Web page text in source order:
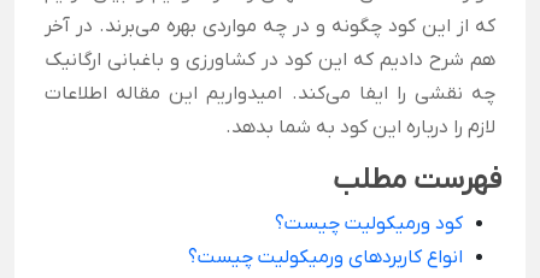
که از این کود چگونه و در چه مواردی بهره می‌برند. در آخر
هم شرح دادیم که این کود در کشاورزی و باغبانی ارگانیک
چه نقشی را ایفا می‌کند. امیدواریم این مقاله اطلاعات
لازم را درباره این کود به شما بدهد.
فهرست مطلب
کود ورمیکولیت چیست؟
انواع کاربردهای ورمیکولیت چیست؟